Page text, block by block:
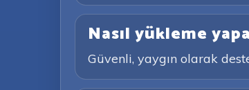
Nasıl yükleme
Güvenli, yaygın olarak